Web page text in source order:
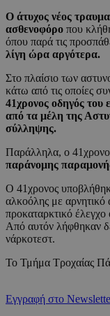
Ο άτυχος νέος
ασθενοφόρο που
όπου παρά τις
λίγη ώρα αργότερα.
Στο πλαίσιο των
κάτω από τις οποίες
41χρονος οδηγός του
από τα μέλη της
σύλληψης.
Παράλληλα, ο
παράνομης
Ο 41χρονος
αλκοόλης με αρνητικό
προκαταρκτικό
Από αυτόν λήφθηκαν
νάρκοτεστ.
Το Τμήμα Τροχαίας
Εγγραφή στο